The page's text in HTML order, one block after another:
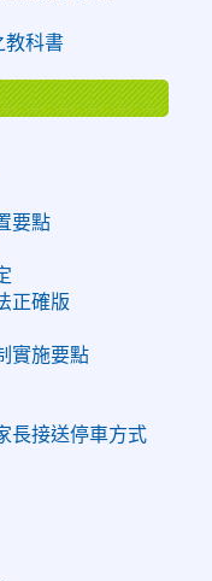
教科書
要點
正確版
實施要點
長接送停車方式